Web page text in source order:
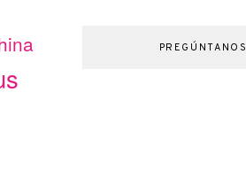
PREGÚNTANOS